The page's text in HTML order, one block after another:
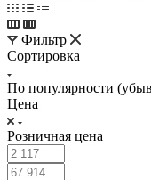
Фильтр
Сортировка
По популярности
Цена
Розничная цена